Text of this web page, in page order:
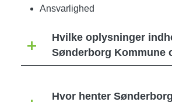
Ansvarlighed
Hvilke oplysninger
Sønderborg Kommune
Hvor henter